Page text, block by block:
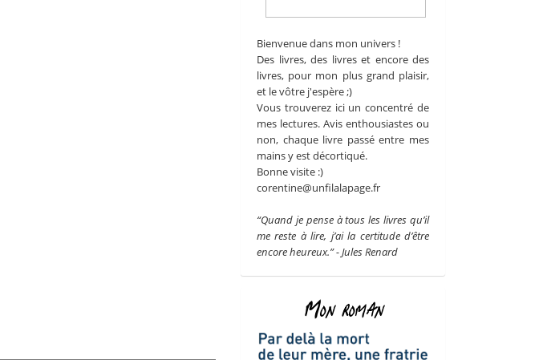
Bienvenue dans mon univers !
Des livres, des livres et encore des
livres, pour mon plus grand plaisir,
et le vôtre j'espère ;)
Vous trouverez ici un concentré de
mes lectures. Avis enthousiastes ou
non, chaque livre passé entre mes
mains y est décortiqué.
Bonne visite :)
corentine@unfilalapage.fr
“Quand je pense à tous les livres qu’il
me reste à lire, j’ai la certitude d’être
encore heureux.” - Jules Renard
Mon roman